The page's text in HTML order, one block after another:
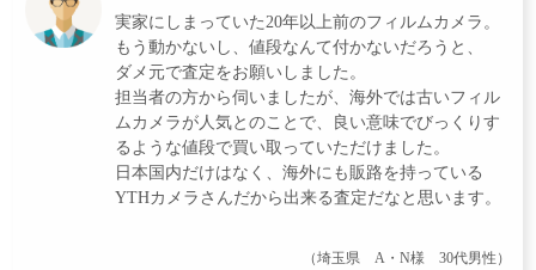
実家にしまっていた20年以上前のフィルムカメラ。
もう動かないし、値段なんて付かないだろうと、
ダメ元で査定をお願いしました。
担当者の方から伺いましたが、海外では古いフィル
ムカメラが人気とのことで、良い意味でびっくりす
るような値段で買い取っていただけました。
日本国内だけはなく、海外にも販路を持っている
YTHカメラさんだから出来る査定だなと思います。
（埼玉県 A・N様 30代男性）